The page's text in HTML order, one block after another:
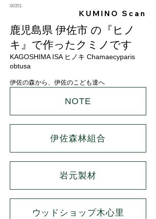
00351
KUMINO Scan
鹿児島県 伊佐市 の『ヒノ
キ』で作ったクミノです
KAGOSHIMA ISA ヒノキ Chamaecyparis
obtusa
伊佐の森から、伊佐のこども達へ
NOTE
伊佐森林組合
岩元製材
ウッドショップ木心里